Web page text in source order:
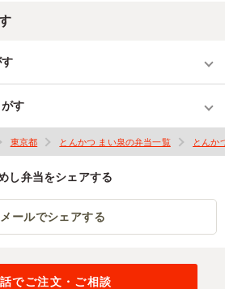
す
東京都 とんかつ まい泉の弁当一覧 とんか
し弁当をシェアする
メールでシェアする
でご注文・ご相談